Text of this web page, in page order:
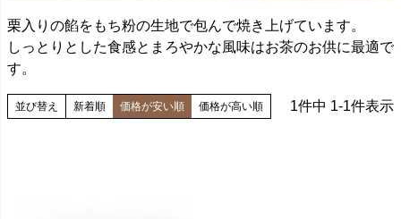
栗入りの餡をもち粉の生地で包んで焼き上げています。
しっとりとした食感とまろやかな風味はお茶のお供に最適で
す。
並び替え 新着順 価格が安い順 価格が高い順 1件中 1-1件表示